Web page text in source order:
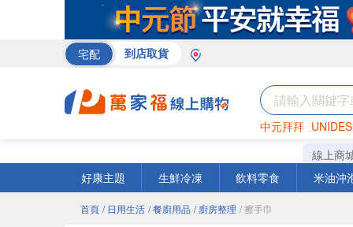
宅配 到店取貨
中元拜拜
罐頭 咖啡
線上商
好康主題
生鮮冷凍 飲料零食 米油沖
首頁 / 日用生活 / 餐廚用品 / 廚房整理 / 擦手巾